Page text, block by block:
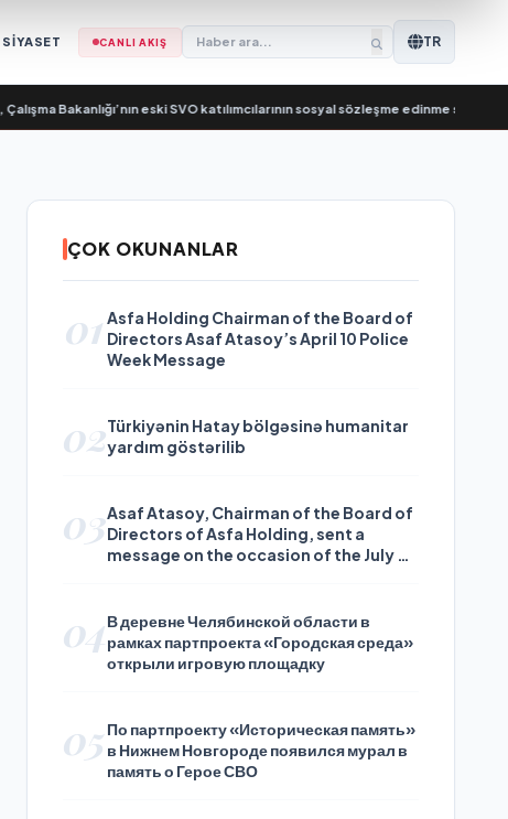
SİYASET CANLI AKIŞ TR
eski SVO katılımcılarının sosyal sözleşme edinme sürecini
ÇOK OKUNANLAR
01 Asfa Holding Chairman of the Board of
Directors Asaf Atasoy’s April 10 Police
Week Message
02Türkiyənin Hatay bölgəsinə humanitar
yardım göstərilib
03Asaf Atasoy, Chairman of the Board of
Directors of Asfa Holding, sent a
message on the occasion of the July 24
04В деревне Челябинской области в
рамках партпроекта «Городская среда»
открыли игровую площадку
05 По партпроекту «Историческая память»
в Нижнем Новгороде появился мурал в
память о Герое СВО